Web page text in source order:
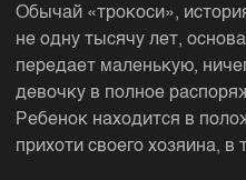
Обычай «трокоси»,
не одну тысячу лет,
передает маленькую,
девочку в полное
Ребенок находится в
прихоти своего хозяина, в